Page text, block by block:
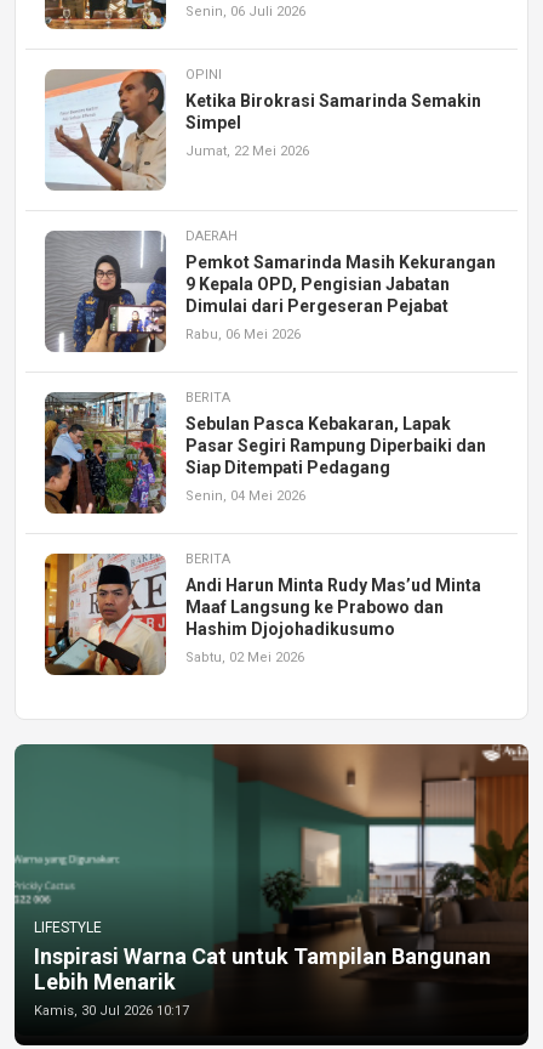
Senin, 06 Juli 2026
OPINI
Ketika Birokrasi Samarinda Semakin
Simpel
Jumat, 22 Mei 2026
DAERAH
Pemkot Samarinda Masih Kekurangan
9 Kepala OPD, Pengisian Jabatan
Dimulai dari Pergeseran Pejabat
Rabu, 06 Mei 2026
BERITA
Sebulan Pasca Kebakaran, Lapak
Pasar Segiri Rampung Diperbaiki dan
Siap Ditempati Pedagang
Senin, 04 Mei 2026
BERITA
Andi Harun Minta Rudy Mas’ud Minta
Maaf Langsung ke Prabowo dan
Hashim Djojohadikusumo
Sabtu, 02 Mei 2026
LIFESTYLE
Inspirasi Warna Cat untuk Tampilan Bangunan
Lebih Menarik
Kamis, 30 Jul 2026 10:17